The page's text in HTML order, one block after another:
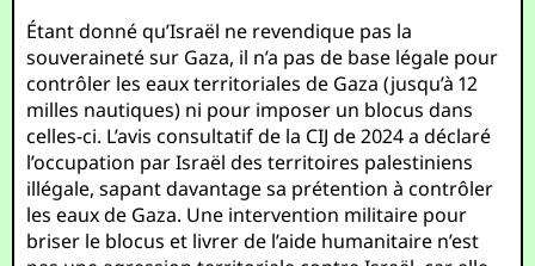
Étant donné qu’Israël ne revendique pas la
souveraineté sur Gaza, il n’a pas de base légale pour
contrôler les eaux territoriales de Gaza (jusqu’à 12
milles nautiques) ni pour imposer un blocus dans
celles-ci. L’avis consultatif de la CIJ de 2024 a déclaré
l’occupation par Israël des territoires palestiniens
illégale, sapant davantage sa prétention à contrôler
les eaux de Gaza. Une intervention militaire pour
briser le blocus et livrer de l’aide humanitaire n’est